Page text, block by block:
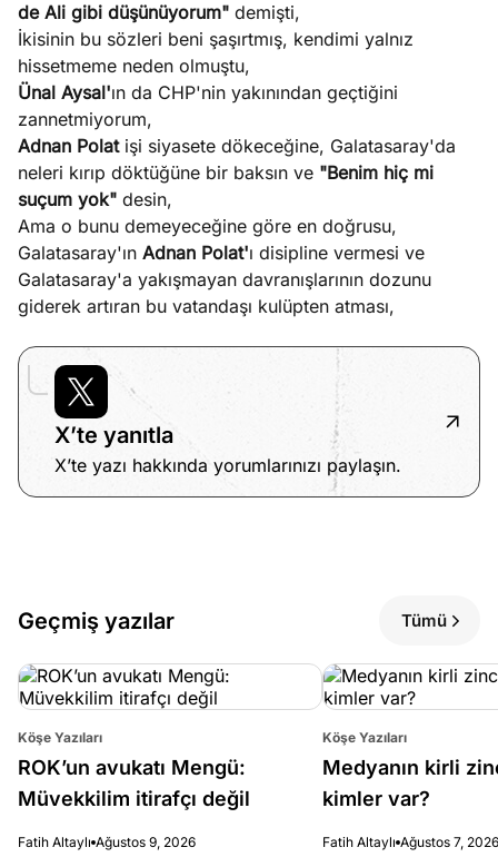
de Ali gibi düşünüyorum" demişti,
İkisinin bu sözleri beni şaşırtmış, kendimi yalnız
hissetmeme neden olmuştu,
Ünal Aysal'ın da CHP'nin yakınından geçtiğini
zannetmiyorum,
Adnan Polat işi siyasete dökeceğine, Galatasaray'da
neleri kırıp döktüğüne bir baksın ve "Benim hiç mi
suçum yok" desin,
Ama o bunu demeyeceğine göre en doğrusu,
Galatasaray'ın Adnan Polat'ı disipline vermesi ve
Galatasaray'a yakışmayan davranışlarının dozunu
giderek artıran bu vatandaşı kulüpten atması,
X’te yanıtla
X’te yazı hakkında yorumlarınızı paylaşın.
Geçmiş yazılar Tümü
Köşe Yazıları
ROK’un avukatı Mengü:
Müvekkilim itirafçı değil
Fatih Altaylı Ağustos 9, 2026
Köşe Yazıları
Medyanın kirli
kimler var?
Fatih Altaylı Ağustos 7, 2026